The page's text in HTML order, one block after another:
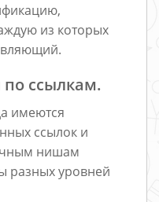
из которых
ссылкам.
имеются
ссылок и
нишам
разных уровней